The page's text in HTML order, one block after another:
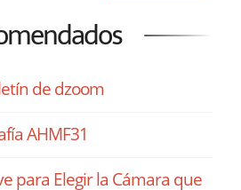
de dzoom
AHMF31
para Elegir la Cámara que